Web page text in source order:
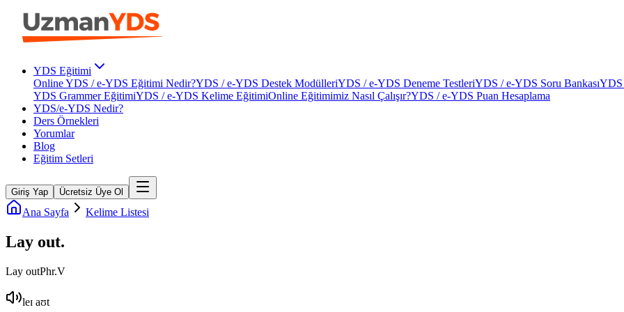
YDS Eğitimi
Online YDS / e-YDS Eğitimi Nedir?YDS / e-YDS Destek ModülleriYDS / e-YDS Deneme TestleriYDS / e-YDS Soru BankasıYDS
YDS Grammer EğitimiYDS / e-YDS Kelime EğitimiOnline Eğitimimiz Nasıl Çalışır?YDS / e-YDS Puan Hesaplama
YDS/e-YDS Nedir?
Ders Örnekleri
Yorumlar
Blog
Eğitim Setleri
Giriş Yap Ücretsiz Üye Ol
Ana Sayfa Kelime Listesi
Lay out.
Lay outPhr.V
leɪ aʊt